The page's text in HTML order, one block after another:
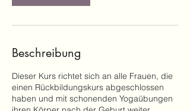
.
Beschreibung
Dieser Kurs richtet sich an alle Frauen, die
einen Rückbildungskurs abgeschlossen
haben und mit schonenden Yogaübungen